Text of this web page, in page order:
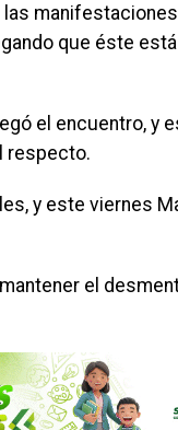
que éste
el encuentro, y
respecto.
y este viernes
el